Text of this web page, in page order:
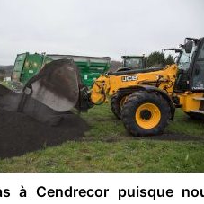
à Cendrecor puisque